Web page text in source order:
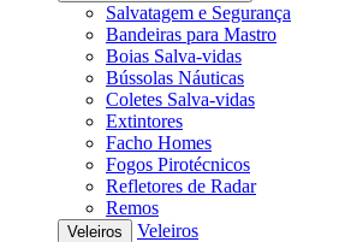
Salvatagem e Segurança
Bandeiras para Mastro
Boias Salva-vidas
Bússolas Náuticas
Coletes Salva-vidas
Extintores
Facho Homes
Fogos Pirotécnicos
Refletores de Radar
Remos
Veleiros
Veleiros